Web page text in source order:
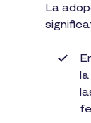
La
la